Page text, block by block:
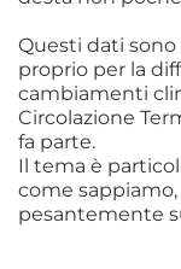
Questi dati
proprio per la
cambiamenti
Circolazione
fa parte.
Il tema è
come
pesantemente